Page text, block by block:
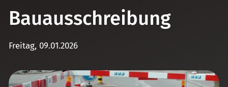
Bauausschreibung
Freitag, 09.01.2026